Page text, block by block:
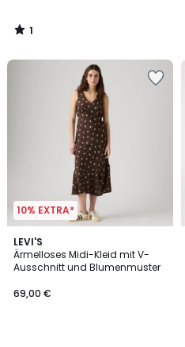
1
/
10% EXTRA*
LEVI'S
Ärmelloses Midi-Kleid mit V-
Ausschnitt und Blumenmuster
69,00 €